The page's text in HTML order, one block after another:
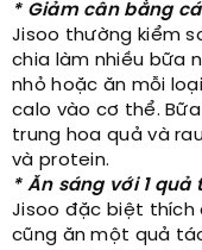
* Giảm cân bằng
Jisoo thường kiểm
chia làm nhiều bữa
nhỏ hoặc ăn mỗi
calo vào cơ thể.
trung hoa quả và
và protein.
* Ăn sáng với 1
Jisoo đặc biệt thích
cũng ăn một quả